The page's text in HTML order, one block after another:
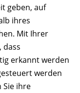
geben, auf
ihres
Mit Ihrer
dass
erkannt werden
werden
Sie ihre